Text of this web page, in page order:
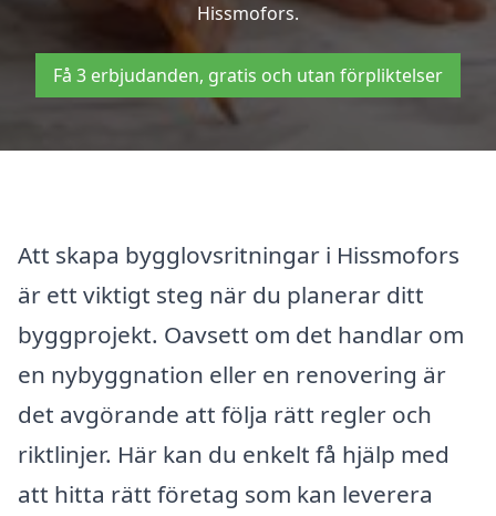
Hissmofors.
Få 3 erbjudanden, gratis och utan förpliktelser
Att skapa bygglovsritningar i Hissmofors
är ett viktigt steg när du planerar ditt
byggprojekt. Oavsett om det handlar om
en nybyggnation eller en renovering är
det avgörande att följa rätt regler och
riktlinjer. Här kan du enkelt få hjälp med
att hitta rätt företag som kan leverera